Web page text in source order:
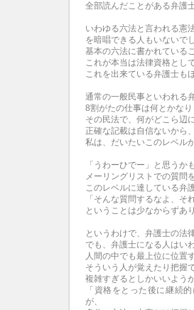
全部読んだことがある弁護
いわゆる六法と言われる憲
を暗唱できる人もいないで
基本の六法に書かれている
これが本当は法律資格とし
これを出来ている弁護士も
通常の一般民事といわれる
8割がたの仕事は何とかな
その民法で、何がどこら辺
正確な記載は自信ないから
私は、だいたいこのレベル
「うわーひでー」と思う
メーリングリストでの質問
このレベルに達している弁
「そんな質問するなよ、
ということは少なからずあ
というわけで、弁護士の法
でも、弁護士になる人はい
人間の中でも最上位に位置
そういう人が覚えたり把握
複雑すぎるとしかいいよう
「資格をとった後に継続
が、